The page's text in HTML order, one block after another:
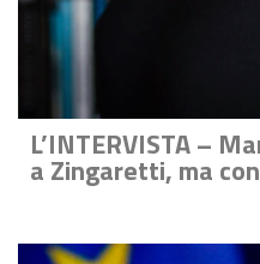
L’INTERVISTA –
a Zingaretti, ma